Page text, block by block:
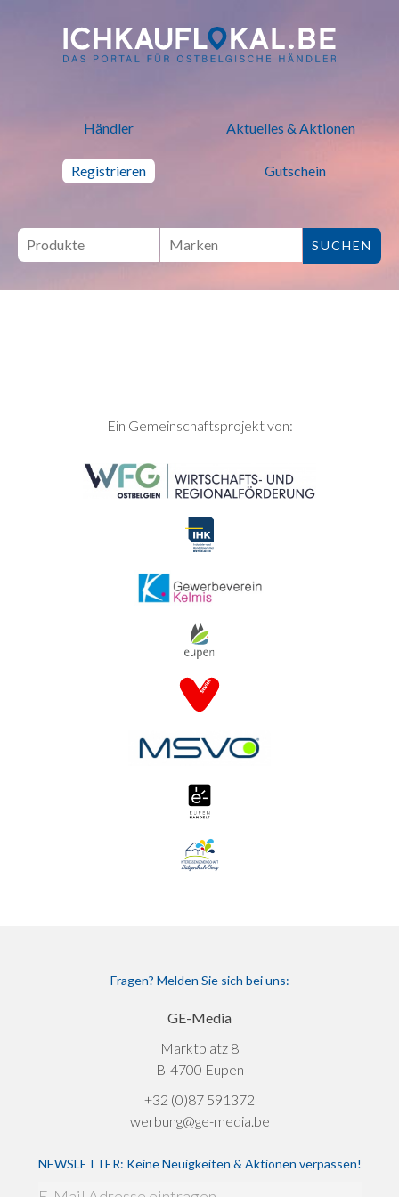
ich kauf lokal - Bei lokalen
Händler Aktuelles & Aktionen
Registrieren Gutschein
SEITENFUSSEin Gemeinschaftsprojekt von:
Fragen? Melden Sie sich bei uns:
GE-Media
Marktplatz 8
B-4700 Eupen
+32 (0)87 591372
werbung@ge-media.be
NEWSLETTER: Keine Neuigkeiten & Aktionen verpassen!